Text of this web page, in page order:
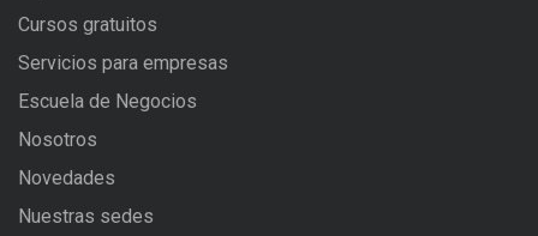
Cursos gratuitos
Servicios para empresas
Escuela de Negocios
Nosotros
Novedades
Nuestras sedes